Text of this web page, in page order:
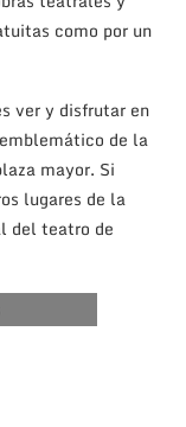
como por un
ver y disfrutar en
de la
mayor. Si
lugares de la
del teatro de